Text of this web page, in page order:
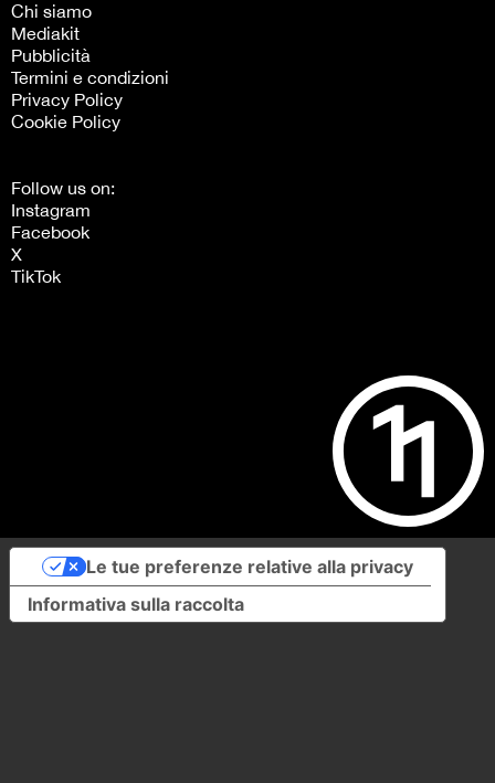
Chi siamo
Mediakit
Pubblicità
Termini e condizioni
Privacy Policy
Cookie Policy
Follow us on:
Instagram
Facebook
X
TikTok
Informativa sulla raccolta
Le tue preferenze relative alla privacy